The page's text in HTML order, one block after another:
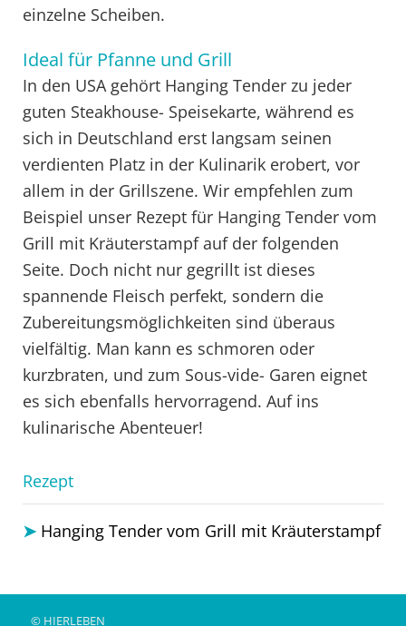
einzelne Scheiben.
Ideal für Pfanne und Grill
In den USA gehört Hanging Tender zu jeder
guten Steakhouse- Speisekarte, während es
sich in Deutschland erst langsam seinen
verdienten Platz in der Kulinarik erobert, vor
allem in der Grillszene. Wir empfehlen zum
Beispiel unser Rezept für Hanging Tender vom
Grill mit Kräuterstampf auf der folgenden
Seite. Doch nicht nur gegrillt ist dieses
spannende Fleisch perfekt, sondern die
Zubereitungsmöglichkeiten sind überaus
vielfältig. Man kann es schmoren oder
kurzbraten, und zum Sous-vide- Garen eignet
es sich ebenfalls hervorragend. Auf ins
kulinarische Abenteuer!
Rezept
Hanging Tender vom Grill mit Kräuterstampf
© HIERLEBEN